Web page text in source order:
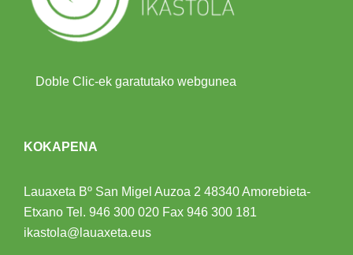
Doble Clic-ek garatutako webgunea
KOKAPENA
Lauaxeta Bº San Migel Auzoa 2 48340 Amorebieta-
Etxano Tel. 946 300 020 Fax 946 300 181
ikastola@lauaxeta.eus